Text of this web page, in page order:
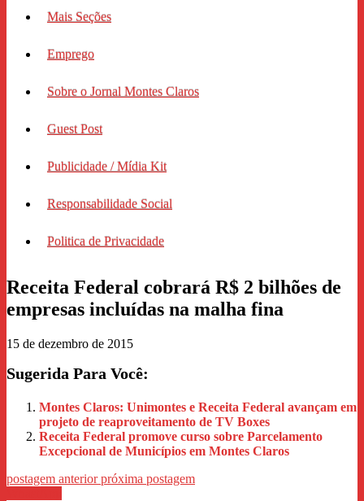
Mais Seções
Emprego
Sobre o Jornal Montes Claros
Guest Post
Publicidade / Mídia Kit
Responsabilidade Social
Politica de Privacidade
Receita Federal cobrará R$ 2 bilhões de
empresas incluídas na malha fina
15 de dezembro de 2015
Sugerida Para Você:
Montes Claros: Unimontes e Receita Federal avançam em
projeto de reaproveitamento de TV Boxes
Receita Federal promove curso sobre Parcelamento
Excepcional de Municípios em Montes Claros
postagem anteriorpróxima postagem